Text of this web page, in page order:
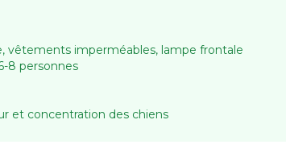
vêtements imperméables, lampe frontale
8 personnes
et concentration des chiens